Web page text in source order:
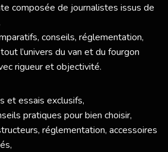
composée de journalistes issus de
conseils, réglementation,
l’univers du van et du fourgon
rigueur et objectivité.
et essais exclusifs,
pratiques pour bien choisir,
réglementation, accessoires